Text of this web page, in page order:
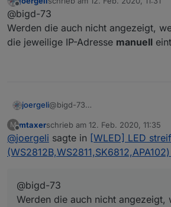
bekommen ...
SG
Mario
Offline zuletzt editiert von
@bigd-73
Werden die auch nicht angezeigt,
die jeweilige IP-Adresse manuell
joergeli@bigd-73
die jeweilige IP-Adresse manuell
M
Offline
mtaxerschrieb am 12. Feb. 2020, 11:35
zuletzt editiert von
@joergeli sagte in [WLED] LED
@bigd-73
Werden die auch nicht angezeigt,